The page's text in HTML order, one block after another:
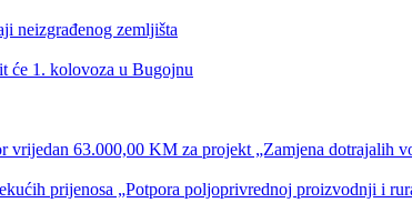
neizgrađenog zemljišta
će 1. kolovoza u Bugojnu
vrijedan 63.000,00 KM za projekt „Zamjena dotrajalih
prijenosa „Potpora poljoprivrednoj proizvodnji i